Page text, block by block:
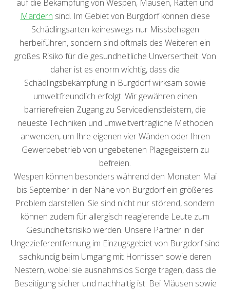
auf die Bekämpfung von Wespen, Mäusen, Ratten und
Mardern sind. Im Gebiet von Burgdorf können diese
Schädlingsarten keineswegs nur Missbehagen
herbeiführen, sondern sind oftmals des Weiteren ein
großes Risiko für die gesundheitliche Unversertheit. Von
daher ist es enorm wichtig, dass die
Schädlingsbekämpfung in Burgdorf wirksam sowie
umweltfreundlich erfolgt. Wir gewähren einen
barrierefreien Zugang zu Servicedienstleistern, die
neueste Techniken und umweltverträgliche Methoden
anwenden, um Ihre eigenen vier Wänden oder Ihren
Gewerbebetrieb von ungebetenen Plagegeistern zu
befreien.
Wespen können besonders während den Monaten Mai
bis September in der Nähe von Burgdorf ein größeres
Problem darstellen. Sie sind nicht nur störend, sondern
können zudem für allergisch reagierende Leute zum
Gesundheitsrisiko werden. Unsere Partner in der
Ungezieferentfernung im Einzugsgebiet von Burgdorf sind
sachkundig beim Umgang mit Hornissen sowie deren
Nestern, wobei sie ausnahmslos Sorge tragen, dass die
Beseitigung sicher und nachhaltig ist. Bei Mäusen sowie